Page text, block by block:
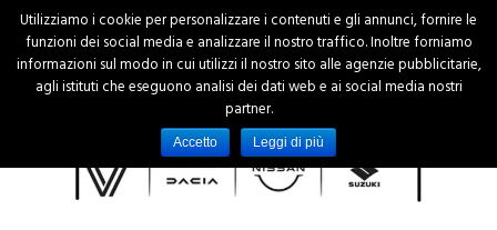
Utilizziamo i cookie per personalizzare i contenuti e gli annunci, fornire le
funzioni dei social media e analizzare il nostro traffico. Inoltre forniamo
informazioni sul modo in cui utilizzi il nostro sito alle agenzie pubblicitarie,
agli istituti che eseguono analisi dei dati web e ai social media nostri
partner.
Accetto Leggi di più